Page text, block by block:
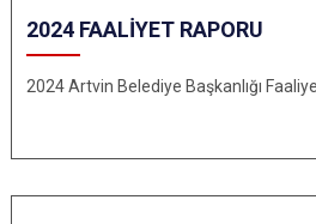
2024 FAALİYET RAPORU
2024 Artvin Belediye Başkanlığı